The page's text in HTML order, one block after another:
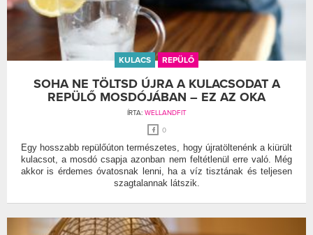
KULACS REPÜLŐ
SOHA NE TÖLTSD ÚJRA A KULACSODAT A
REPÜLŐ MOSDÓJÁBAN – EZ AZ OKA
ÍRTA: WELLANDFIT
0
Egy hosszabb repülőúton természetes, hogy újratöltenénk a kiürült
kulacsot, a mosdó csapja azonban nem feltétlenül erre való. Még
akkor is érdemes óvatosnak lenni, ha a víz tisztának és teljesen
szagtalannak látszik.